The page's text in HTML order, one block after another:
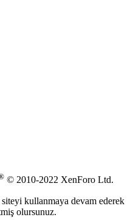
© 2010-2022 XenForo Ltd.
kullanmaya devam ederek
olursunuz.